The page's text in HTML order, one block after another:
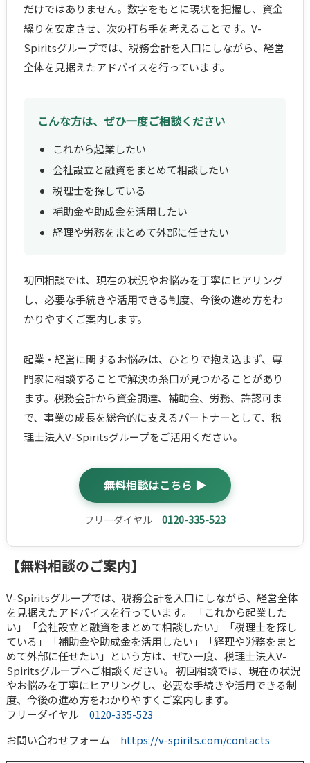
だけではありません。数字をもとに現状を把握し、資金
繰りを安定させ、次の打ち手を考えることです。V-
Spiritsグループでは、税務会計を入口にしながら、経営
全体を見据えたアドバイスを行っています。
こんな方は、ぜひ一度ご相談ください
これから起業したい
会社設立と融資をまとめて相談したい
税理士を探している
補助金や助成金を活用したい
経理や労務をまとめて外部に任せたい
初回相談では、現在の状況やお悩みを丁寧にヒアリング
し、必要な手続きや活用できる制度、今後の進め方をわ
かりやすくご案内します。
起業・経営に関するお悩みは、ひとりで抱え込まず、専
門家に相談することで解決の糸口が見つかることがあり
ます。税務会計から資金調達、補助金、労務、許認可ま
で、事業の成長を総合的に支えるパートナーとして、税
理士法人V-Spiritsグループをご活用ください。
無料相談はこちら ▶
フリーダイヤル 0120-335-523
【無料相談のご案内】
V-Spiritsグループでは、税務会計を入口にしながら、経営全体
を見据えたアドバイスを行っています。 「これから起業した
い」「会社設立と融資をまとめて相談したい」「税理士を探し
ている」「補助金や助成金を活用したい」「経理や労務をまと
めて外部に任せたい」という方は、ぜひ一度、税理士法人V-
Spiritsグループへご相談ください。 初回相談では、現在の状況
やお悩みを丁寧にヒアリングし、必要な手続きや活用できる制
度、今後の進め方をわかりやすくご案内します。
フリーダイヤル 0120-335-523
お問い合わせフォーム https://v-spirits.com/contacts